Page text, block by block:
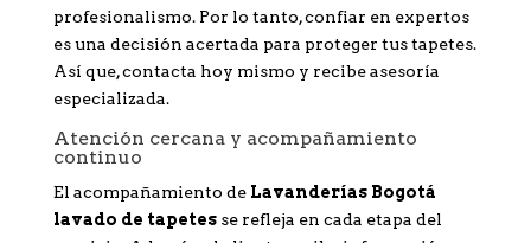
profesionalismo. Por lo tanto, confiar en expertos
es una decisión acertada para proteger tus tapetes.
Así que, contacta hoy mismo y recibe asesoría
especializada.
Atención cercana y acompañamiento
continuo
El acompañamiento de Lavanderías Bogotá
lavado de tapetesse refleja en cada etapa del